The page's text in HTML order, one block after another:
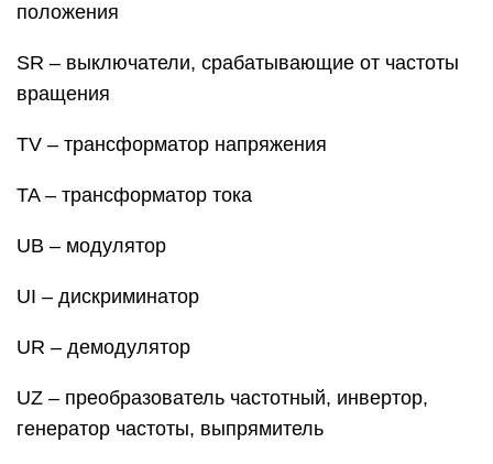
положения
SR – выключатели, срабатывающие от частоты
вращения
TV – трансформатор напряжения
TA – трансформатор тока
UB – модулятор
UI – дискриминатор
UR – демодулятор
UZ – преобразователь частотный, инвертор,
генератор частоты, выпрямитель